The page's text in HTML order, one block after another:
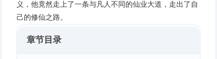
义，他竟然走上了一条与凡人不同的仙业大道，走出了自
己的修仙之路。
章节目录